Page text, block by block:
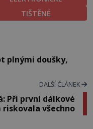
TIŠTĚNÉ
plnými doušky,
DALŠÍ ČLÁNEK
Při první dálkové
všechno